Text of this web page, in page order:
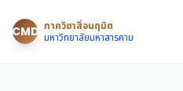
CMD ภาควิชาสื่อนฤมิต
มหาวิทยาลัยมหาสารคาม